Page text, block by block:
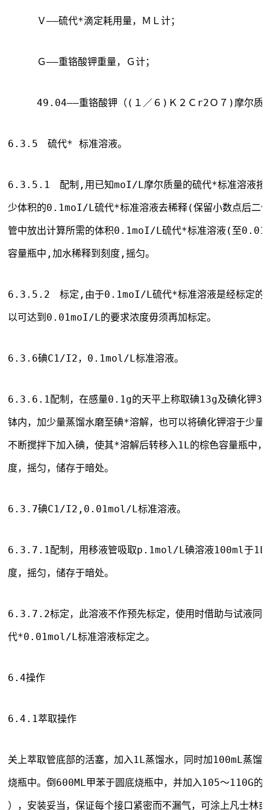
Ｖ——硫代*滴定耗用量，ＭＬ计；
Ｇ——重铬酸钾重量，Ｇ计；
49.04——重铬酸钾（(１／６)Ｋ２Ｃr2Ｏ７)摩尔质
6.3.5　硫代* 标准溶液。
6.3.5.1　配制,用已知moI/L摩尔质量的硫代*标准溶液按
少体积的0.1moI/L硫代*标准溶液去稀释(保留小数点后二
管中放出计算所需的体积0.1moI/L硫代*标准溶液(至
容量瓶中,加水稀释到刻度,摇匀。
6.3.5.2　标定,由于0.1moI/L硫代*标准溶液是经标定的
以可达到0.01moI/L的要求浓度毋须再加标定。
6.3.6碘C1/I2，0.1mol/L标准溶液。
6.3.6.1配制，在感量0.1g的天平上称取碘13g及碘化钾
钵内，加少量蒸馏水磨至碘*溶解，也可以将碘化钾溶于少量
不断搅拌下加入碘，使其*溶解后转移入1L的棕色容量瓶中
度，摇匀，储存于暗处。
6.3.7碘C1/I2,0.01mol/L标准溶液。
6.3.7.1配制，用移液管吸取p.1mol/L碘溶液100ml于1L
度，摇匀，储存于暗处。
6.3.7.2标定，此溶液不作预先标定，使用时借助与试液同
代*0.01mol/L标准溶液标定之。
6.4操作
6.4.1萃取操作
关上萃取管底部的活塞，加入1L蒸馏水，同时加100mL蒸馏
烧瓶中。倒600ML甲苯于圆底烧瓶中，并加入105～110G
），安装妥当，保证每个接口紧密而不漏气，可涂上凡士林